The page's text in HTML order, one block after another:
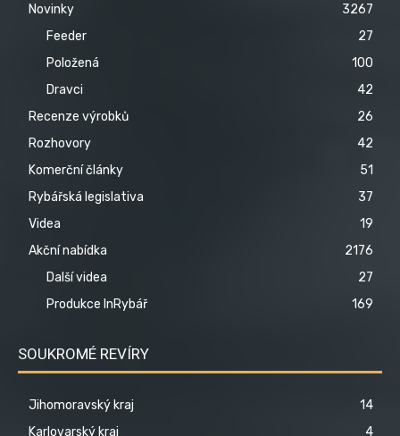
Novinky
3267
Feeder
27
Položená
100
Dravci
42
Recenze výrobků
26
Rozhovory
42
Komerční články
51
Rybářská legislativa
37
Videa
19
Akční nabídka
2176
Další videa
27
Produkce InRybář
169
SOUKROMÉ REVÍRY
Jihomoravský kraj
14
Karlovarský kraj
4